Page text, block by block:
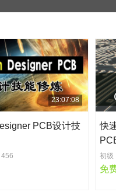
23:07:08
PCB设计技
456
快
初级
免